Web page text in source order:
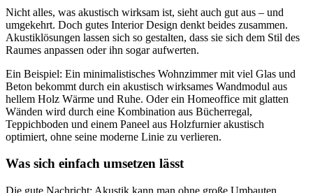
Nicht alles, was akustisch wirksam ist, sieht auch gut aus – und
umgekehrt. Doch gutes Interior Design denkt beides zusammen.
Akustiklösungen lassen sich so gestalten, dass sie sich dem Stil des
Raumes anpassen oder ihn sogar aufwerten.
Ein Beispiel: Ein minimalistisches Wohnzimmer mit viel Glas und
Beton bekommt durch ein akustisch wirksames Wandmodul aus
hellem Holz Wärme und Ruhe. Oder ein Homeoffice mit glatten
Wänden wird durch eine Kombination aus Bücherregal,
Teppichboden und einem Paneel aus Holzfurnier akustisch
optimiert, ohne seine moderne Linie zu verlieren.
Was sich einfach umsetzen lässt
Die gute Nachricht: Akustik kann man ohne große Umbauten